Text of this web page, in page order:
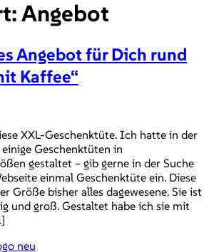
Angebot
Angebot für Dich rund
Kaffee“
XXL-Geschenktüte. Ich hatte in der
Geschenktüten in
gestaltet – gib gerne in der Suche
einmal Geschenktüte ein. Diese
Größe bisher alles dagewesene. Sie ist
und groß. Gestaltet habe ich sie mit